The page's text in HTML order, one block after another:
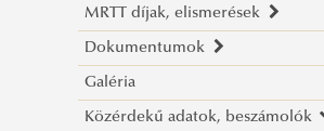
Felügyelő Bizottság
MRTT díjak, elismerések
Dr. Kertész Imre díj
Dokumentumok
Alapadatok
Alapszabály
Galéria
Közérdekű adatok, beszámolók